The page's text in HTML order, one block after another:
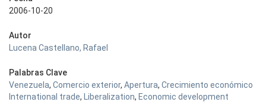
2006-10-20
Autor
Lucena Castellano, Rafael
Palabras Clave
Venezuela, Comercio exterior, Apertura, Crecimiento económico
International trade, Liberalization, Economic development